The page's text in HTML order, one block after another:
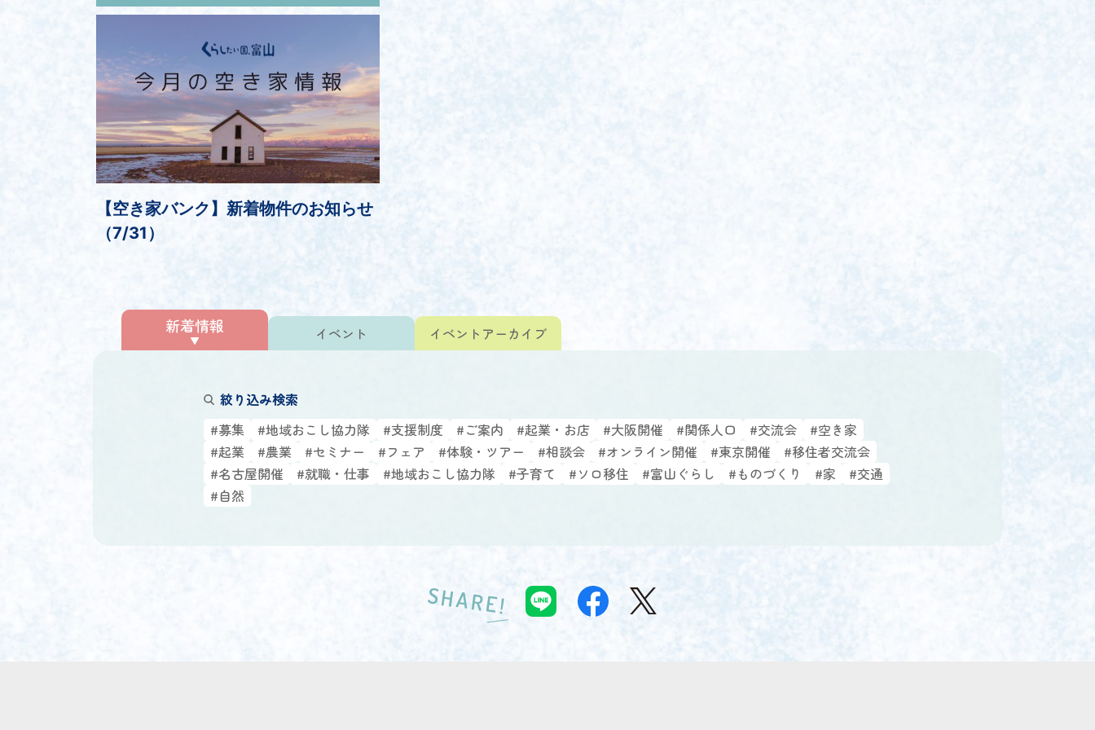
【空き家バンク】新着物件のお知らせ
（7/31）
新着情報 イベント イベント アーカイブ
絞り込み検索
#募集
#地域おこし協力隊 #支援制度 #ご案内 #起業・お店 #大阪開催 #関係人口 #交流会
#空き家
#起業
#農業 #セミナー #フェア #体験・ツアー #相談会 #オンライン開催 #東京開催
#移住者交流会
#名古屋開催
#就職・仕事 #地域おこし協力隊 #子育て #ソロ移住 #富山ぐらし #ものづくり #家
#交通
#自然
SHARE!